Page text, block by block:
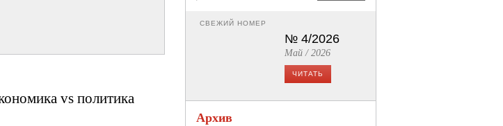
vs политика
СВЕЖИЙ НОМЕР
№ 4/2026
Май / 2026
ЧИТАТЬ
Архив